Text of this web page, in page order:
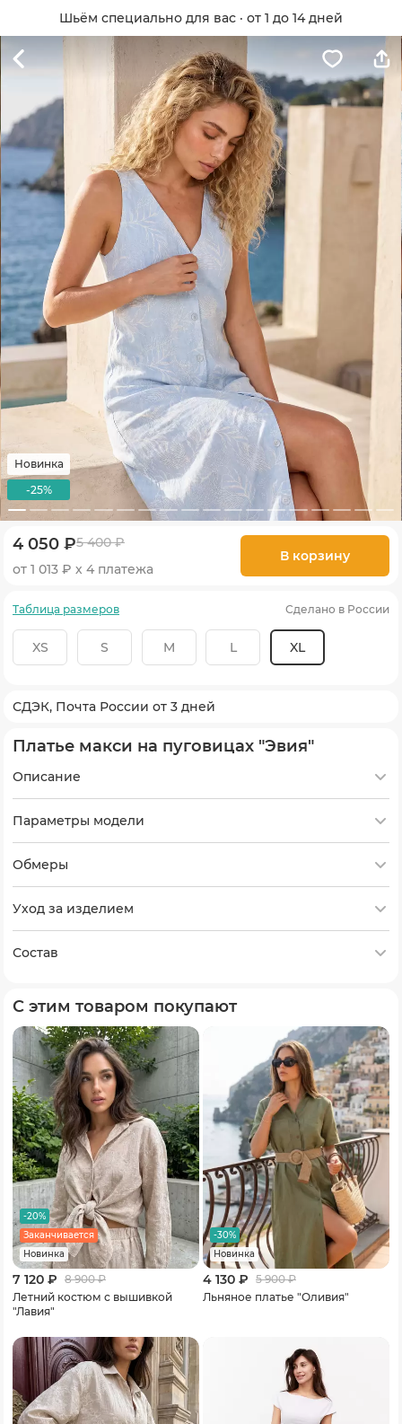
Шьём специально для вас · от 1 до 14 дней
Новинка
-25%
4 050 ₽5 400 ₽
от 1 013 ₽ х 4 платежа
В корзину
Таблица размеров Сделано в России
XS S M L XL
СДЭК, Почта России от 3 дней
Платье макси на пуговицах "Эвия"
Описание
Параметры модели
Обмеры
Уход за изделием
Состав
С этим товаром покупают
-20%
Заканчивается
Новинка
7 120 ₽ 8 900₽
Летний костюм с вышивкой
"Лавия"
-30%
Новинка
4 130 ₽ 5 900₽
Льняное платье "Оливия"